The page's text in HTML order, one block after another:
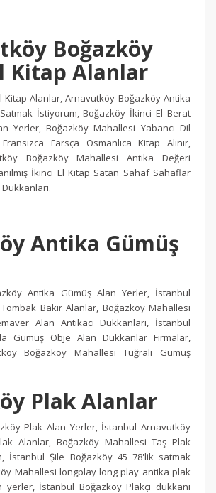
Boğazköy
Kitap Alanlar
Kitap Alanlar, Arnavutköy Boğazköy Antika
Satmak İstiyorum, Boğazköy İkinci El Berat
Yerler, Boğazköy Mahallesi Yabancı Dil
Farsça Osmanlıca Kitap Alınır,
Boğazköy Mahallesi Antika Değeri
İkinci El Kitap Satan Sahaf Sahaflar
Dükkanları.
Antika Gümüş
Antika Gümüş Alan Yerler, İstanbul
Bakır Alanlar, Boğazköy Mahallesi
Alan Antikacı Dükkanları, İstanbul
Gümüş Obje Alan Dükkanlar Firmalar,
Boğazköy Mahallesi Tuğralı Gümüş
Plak Alanlar
Plak Alan Yerler, İstanbul Arnavutköy
Alanlar, Boğazköy Mahallesi Taş Plak
İstanbul Şile Boğazköy 45 78'lik satmak
Mahallesi longplay long play antika plak
yerler, İstanbul Boğazköy Plakçı dükkanı